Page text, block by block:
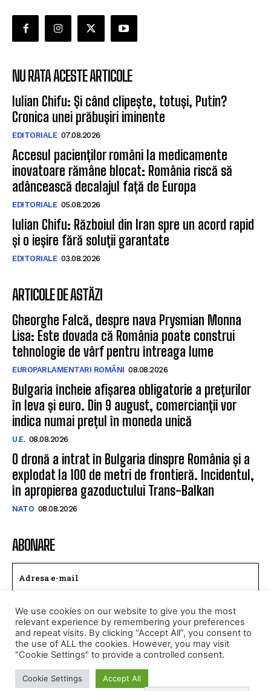
NU RATA ACESTE ARTICOLE
Iulian Chifu: Și când clipește, totuși, Putin?
Cronica unei prăbușiri iminente
EDITORIALE 07.08.2026
Accesul pacienților români la medicamente
inovatoare rămâne blocat: România riscă să
adâncească decalajul față de Europa
EDITORIALE 05.08.2026
Iulian Chifu: Războiul din Iran spre un acord rapid
și o ieșire fără soluții garantate
EDITORIALE 03.08.2026
ARTICOLE DE ASTĂZI
Gheorghe Falcă, despre nava Prysmian Monna
Lisa: Este dovada că România poate construi
tehnologie de vârf pentru întreaga lume
EUROPARLAMENTARI ROMÂNI 08.08.2026
Bulgaria încheie afișarea obligatorie a prețurilor
în leva și euro. Din 9 august, comercianții vor
indica numai prețul în moneda unică
U.E. 08.08.2026
O dronă a intrat în Bulgaria dinspre România și a
explodat la 100 de metri de frontieră. Incidentul,
în apropierea gazoductului Trans-Balkan
NATO 08.08.2026
ABONARE
TRIMITE
Am citit si accept Politica de confidentialitate.
We use cookies on our website to give you the most
relevant experience by remembering your preferences
and repeat visits. By clicking “Accept All”, you consent to
the use of ALL the cookies. However, you may visit
"Cookie Settings" to provide a controlled consent.
Cookie Settings Accept All